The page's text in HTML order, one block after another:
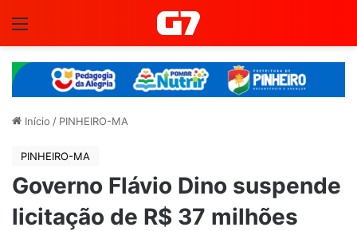
Início / PINHEIRO-MA
PINHEIRO-MA
Governo Flávio Dino suspende
licitação de R$ 37 milhões